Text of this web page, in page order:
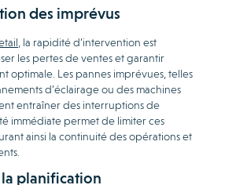
des imprévus
, la rapidité d’intervention est
les pertes de ventes et garantir
optimale. Les pannes imprévues, telles
d’éclairage ou des machines
entraîner des interruptions de
immédiate permet de limiter ces
ainsi la continuité des opérations et
planification